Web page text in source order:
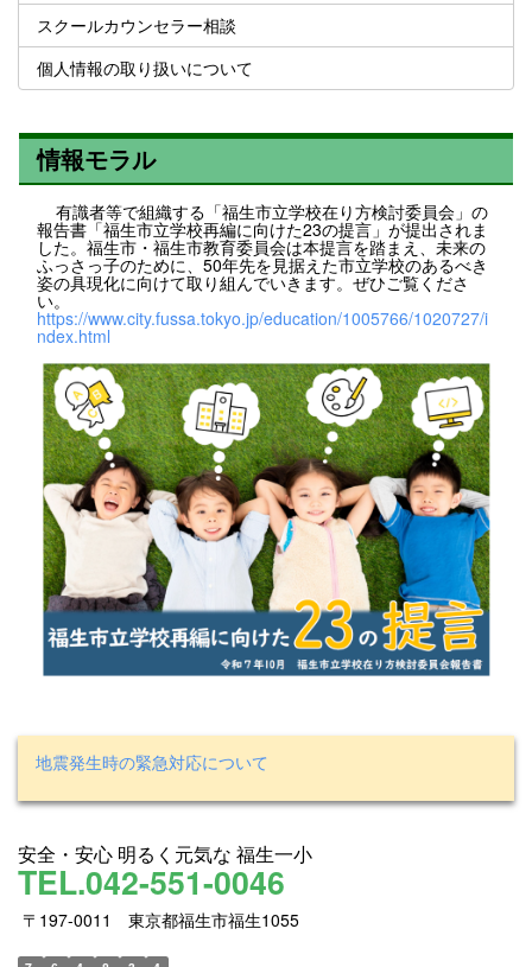
スクールカウンセラー相談
個人情報の取り扱いについて
情報モラル
有識者等で組織する「福生市立学校在り方検討委員会」の
報告書「福生市立学校再編に向けた23の提言」が提出されま
した。福生市・福生市教育委員会は本提言を踏まえ、未来の
ふっさっ子のために、50年先を見据えた市立学校のあるべき
姿の具現化に向けて取り組んでいきます。ぜひご覧くださ
い。
https://www.city.fussa.tokyo.jp/education/1005766/1020727/i
ndex.html
地震発生時の緊急対応について
安全・安心 明るく元気な 福生一小
TEL.042-551-0046
〒197-0011 東京都福生市福生1055